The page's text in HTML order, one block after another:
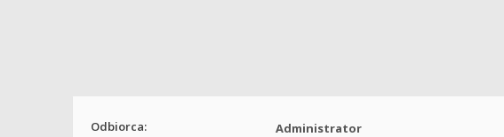
Odbiorca: Administrator